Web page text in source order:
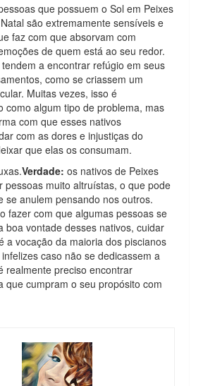
que possuem o Sol em Peixes
são extremamente sensíveis e
faz com que absorvam com
de quem está ao seu redor.
a encontrar refúgio em seus
como se criassem um
Muitas vezes, isso é
como algum tipo de problema, mas
com que esses nativos
com as dores e injustiças do
que elas os consumam.
Verdade: os nativos de Peixes
pessoas muito altruístas, o que pode
se anulem pensando nos outros.
fazer com que algumas pessoas se
boa vontade desses nativos, cuidar
a vocação da maioria dos piscianos
caso não se dedicassem a
realmente preciso encontrar
que cumpram o seu propósito com